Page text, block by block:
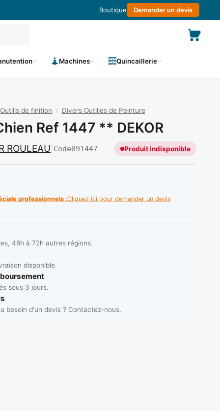
Boutique Demander un devis
Machines Quincaillerie
Outills de finition / Divers Outilles de Peinture
Ref 1447 ** DEKOR
ROULEAU Code091447 Produit indisponible
professionnels :Cliquez ici pour demander un devis
48h à 72h autres régions.
disponible.
sous 3 jours.
besoin d'un devis ? Contactez-nous.